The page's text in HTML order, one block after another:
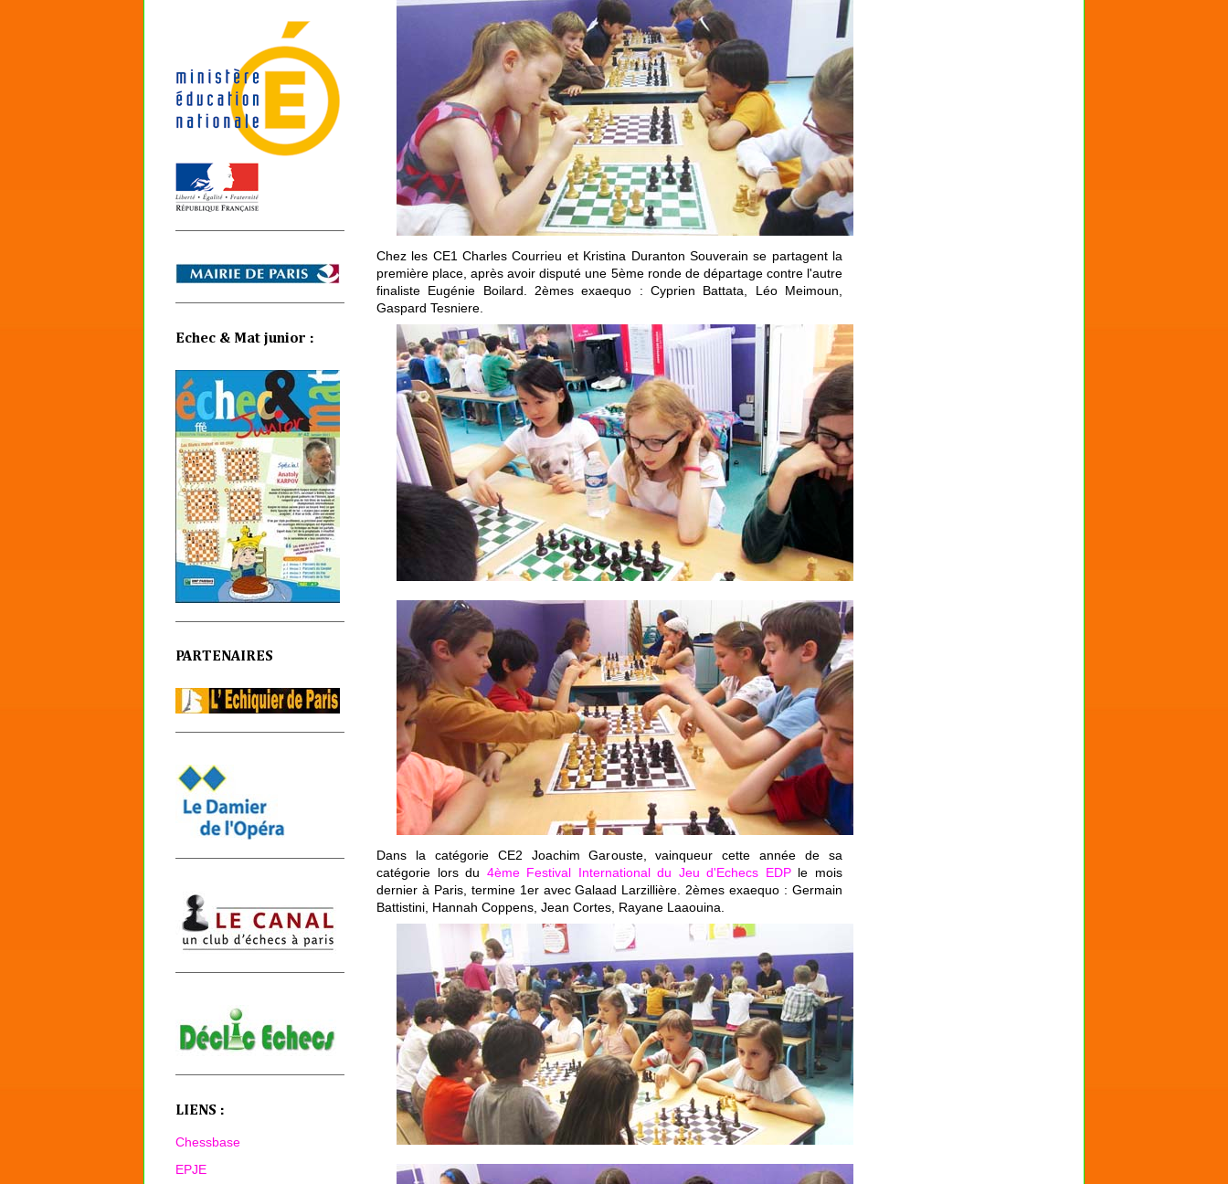
Chez les CE1 Charles Courrieu et Kristina Duranton Souverain se partagent la
première place, après avoir disputé une 5ème ronde de départage contre l'autre
finaliste Eugénie Boilard. 2èmes exaequo : Cyprien Battata, Léo Meimoun,
Gaspard Tesniere.
Dans la catégorie CE2 Joachim Garouste, vainqueur cette année de sa
catégorie lors du 4ème Festival International du Jeu d'Echecs EDPle mois
dernier à Paris, termine 1er avec Galaad Larzillière. 2èmes exaequo : Germain
Battistini, Hannah Coppens, Jean Cortes, Rayane Laaouina.
Echec & Mat junior :
PARTENAIRES
LIENS :
Chessbase
EPJE